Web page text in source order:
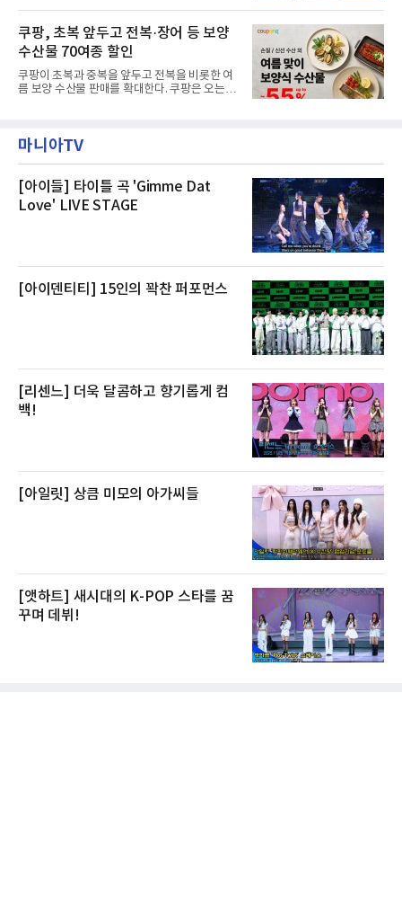
것으로 확인됐다”고 설명했다.이어 “정확한 화
재 원인은 추후 조사될
으로 여유로운 저녁 시간부터 호텔 스테이를 시
작할 수 있도록 준비됐다.앰배서더 서울 풀만 호
텔 측은 “퇴근 후 또는 주말 도심 속에서 짧지만
온전한 휴식을 원하는 고객들에게 특별한 경험
을 제공한다”고 밝혔다.패키지는 디럭스와 이그
제큐티브 두 가지 타입으로 구성된다. 디럭스 패
키지는 객실 1박(룸 온리)으로 심플한 호캉스를
스 센터 사우나 2인 이용 혜택이 포함된다.특히
클럽 앰배서더 라운지
쿠팡, 초복 앞두고 전복·장어 등 보양
수산물 70여종 할인
쿠팡이 초복과 중복을 앞두고 전복을 비롯한 여
름 보양 수산물 판매를 확대한다. 쿠팡은 오는
우 등이 포함됐다. 쿠팡은 올해 큰 크기의 전복
생산량이 늘어난 점을 반영해 주요 산지 상품을
전복은 산지에서 채취한 뒤 전국으로 직송되는
방식으로 운영된다. 신선도가 중요한 상품인 만
큼 이르면 다음 날 오전 배송이 가능하도록 물류
마니아TV
[아이들] 타이틀 곡 'Gimme Dat
Love' LIVE STAGE
[아이덴티티] 15인의 꽉찬 퍼포먼스
[리센느] 더욱 달콤하고 향기롭게 컴
백!
[아일릿] 상큼 미모의 아가씨들
[앳하트] 새시대의 K-POP 스타를 꿈
꾸며 데뷔!